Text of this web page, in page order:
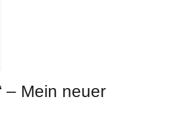
– Mein neuer